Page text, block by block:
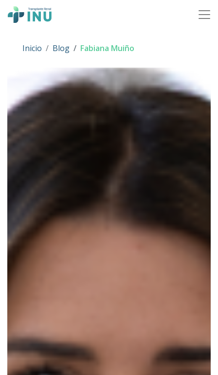
Skip to content
Main Navigation
Inicio Blog Fabiana Muiño